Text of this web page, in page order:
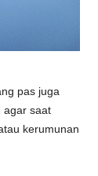
pas juga
agar saat
kerumunan